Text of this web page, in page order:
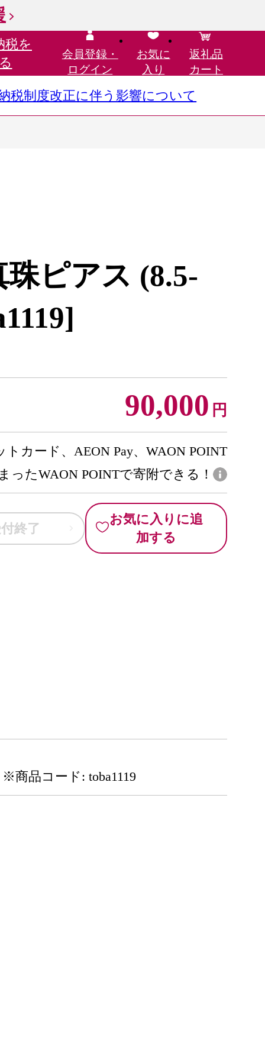
税を
会員登録・
ログイン
お気に
入り
返礼品
カート
税制度改正に伴う影響について
ピアス (8.5-
90,000 円
トカード、AEON Pay、WAON POINT
ったWAON POINTで寄附できる！
終了
お気に入りに追
加する
※商品コード: toba1119